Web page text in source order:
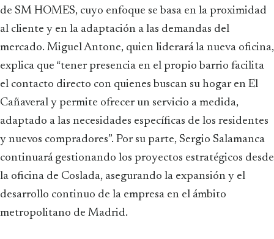
de SM HOMES, cuyo enfoque se basa en la proximidad
al cliente y en la adaptación a las demandas del
mercado. Miguel Antone, quien liderará la nueva oficina,
explica que “tener presencia en el propio barrio facilita
el contacto directo con quienes buscan su hogar en El
Cañaveral y permite ofrecer un servicio a medida,
adaptado a las necesidades específicas de los residentes
y nuevos compradores”. Por su parte, Sergio Salamanca
continuará gestionando los proyectos estratégicos desde
la oficina de Coslada, asegurando la expansión y el
desarrollo continuo de la empresa en el ámbito
metropolitano de Madrid.